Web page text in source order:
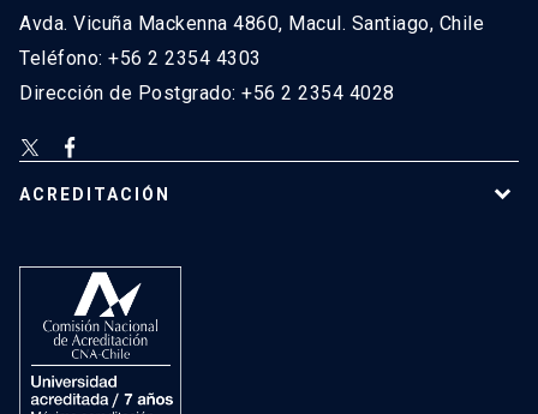
Avda. Vicuña Mackenna 4860, Macul. Santiago, Chile
Teléfono: +56 2 2354 4303
Dirección de Postgrado: +56 2 2354 4028
ACREDITACIÓN